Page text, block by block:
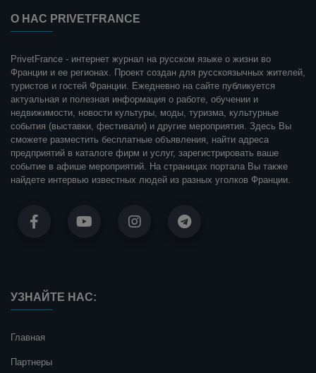
О НАС PRIVETFRANCE
PrivetFrance - интернет журнал на русском языке о жизни во
Франции и ее регионах. Проект создан для русскоязычных жителей,
туристов и гостей Франции. Ежедневно на сайте публикуется
актуальная и полезная информация о работе, обучении и
недвижимости, новости культуры, моды, туризма, культурные
события (выставки, фестивали) и другие мероприятия. Здесь Вы
сможете разместить бесплатные объявления, найти адреса
предприятий в каталоге фирм и услуг, зарегистрировать ваше
событие в афише мероприятий. На страницах портала Вы также
найдете интервью известных людей из разных уголков Франции.
УЗНАЙТЕ НАС:
Главная
Партнеры